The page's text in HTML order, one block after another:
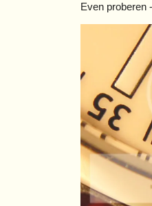
Even proberen